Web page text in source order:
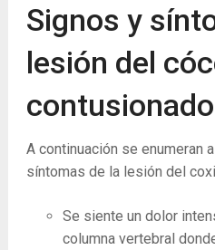
Signos y
lesión del
A continuación se enumeran
síntomas de la lesión del
Se siente un dolor
columna vertebral